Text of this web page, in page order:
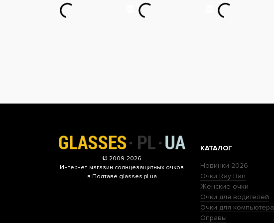
© 2009-2026
Интернет-магазин солнцезащитных очков
в Полтаве glasses.pl.ua
КАТАЛОГ
Новинки 2026
Очки Ray Ban
Женские очки
Очки для водителей
Очки для компьютера
Оправы